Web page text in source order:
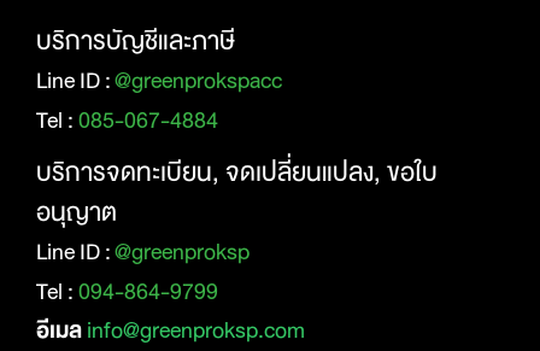
บริการบัญชีและภาษี
Line ID :@greenprokspacc
Tel :085-067-4884
บริการจดทะเบียน, จดเปลี่ยนแปลง, ขอใบ
อนุญาต
Line ID :@greenproksp
Tel :094-864-9799
อีเมลinfo@greenproksp.com